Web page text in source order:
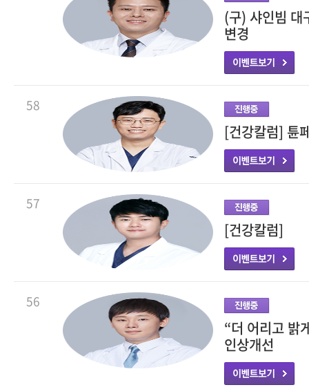
(구) 샤인빔 대
변경
58
[건강칼럼] 튠
57
[건강칼럼]
56
“더 어리고 밝
인상개선